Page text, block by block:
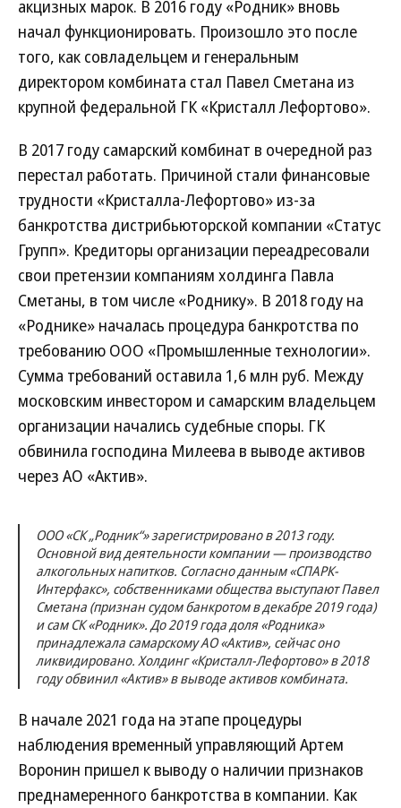
акцизных марок. В 2016 году «Родник» вновь
начал функционировать. Произошло это после
того, как совладельцем и генеральным
директором комбината стал Павел Сметана из
крупной федеральной ГК «Кристалл Лефортово».
В 2017 году самарский комбинат в очередной раз
перестал работать. Причиной стали финансовые
трудности «Кристалла-Лефортово» из-за
банкротства дистрибьюторской компании «Статус
Групп». Кредиторы организации переадресовали
свои претензии компаниям холдинга Павла
Сметаны, в том числе «Роднику». В 2018 году на
«Роднике» началась процедура банкротства по
требованию ООО «Промышленные технологии».
Сумма требований оставила 1,6 млн руб. Между
московским инвестором и самарским владельцем
организации начались судебные споры. ГК
обвинила господина Милеева в выводе активов
через АО «Актив».
ООО «СК „Родник“» зарегистрировано в 2013 году.
Основной вид деятельности компании — производство
алкогольных напитков. Согласно данным «СПАРК-
Интерфакс», собственниками общества выступают Павел
Сметана (признан судом банкротом в декабре 2019 года)
и сам СК «Родник». До 2019 года доля «Родника»
принадлежала самарскому АО «Актив», сейчас оно
ликвидировано. Холдинг «Кристалл-Лефортово» в 2018
году обвинил «Актив» в выводе активов ­комбината.
В начале 2021 года на этапе процедуры
наблюдения временный управляющий Артем
Воронин пришел к выводу о наличии признаков
преднамеренного банкротства в компании. Как